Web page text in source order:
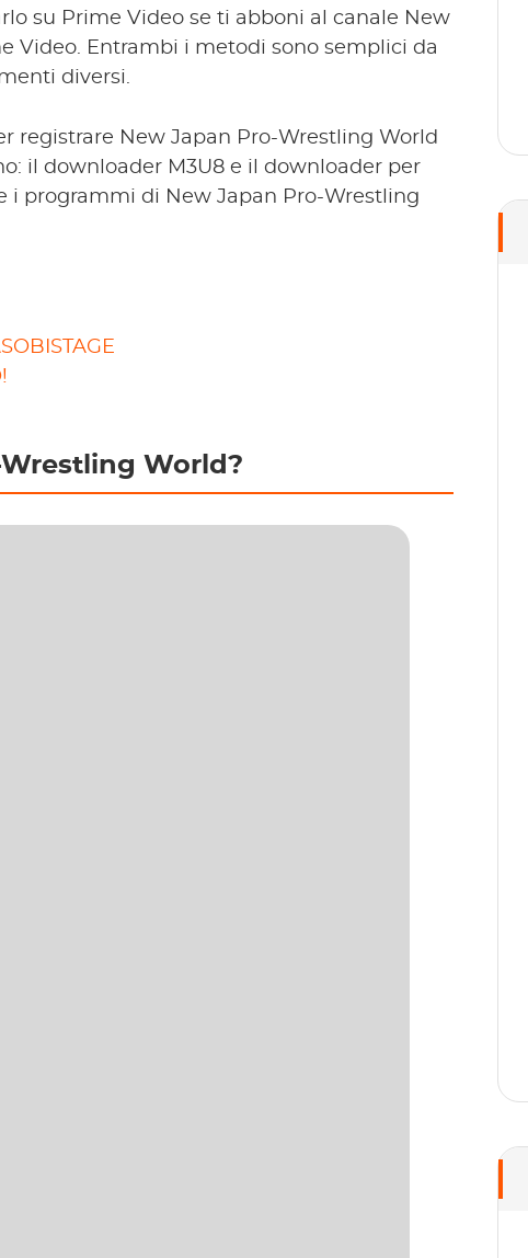
su Prime Video se ti abboni al canale New
Video. Entrambi i metodi sono semplici da
diversi.
registrare New Japan Pro-Wrestling World
il downloader M3U8 e il downloader per
i programmi di New Japan Pro-Wrestling
World?